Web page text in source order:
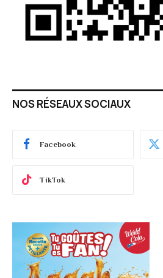
NOS RÉSEAUX SOCIAUX
Facebook
TikTok